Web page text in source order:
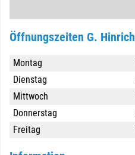
Öffnungszeiten G.
Montag
Dienstag
Mittwoch
Donnerstag
Freitag